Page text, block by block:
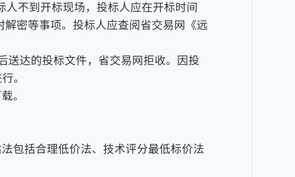
人不到开标现场，投标人应在开标时间
密等事项。投标人应查阅省交易网《远
送达的投标文件，省交易网拒收。因投
。
。
包括合理低价法、技术评分最低标价法